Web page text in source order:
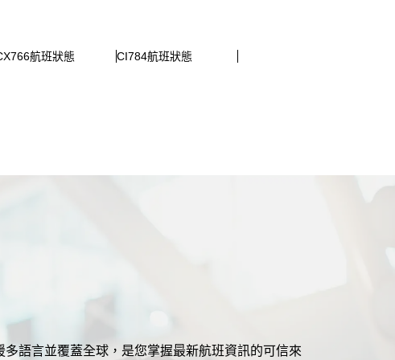
航班狀態
CI784航班狀態
語言並覆蓋全球，是您掌握最新航班資訊的可信來